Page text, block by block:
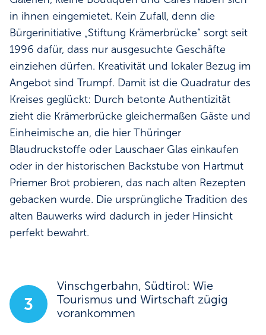
in ihnen eingemietet. Kein Zufall, denn die
Bürgerinitiative „Stiftung Krämerbrücke“ sorgt seit
1996 dafür, dass nur ausgesuchte Geschäfte
einziehen dürfen. Kreativität und lokaler Bezug im
Angebot sind Trumpf. Damit ist die Quadratur des
Kreises geglückt: Durch betonte Authentizität
zieht die Krämerbrücke gleichermaßen Gäste und
Einheimische an, die hier Thüringer
Blaudruckstoffe oder Lauschaer Glas einkaufen
oder in der historischen Backstube von Hartmut
Priemer Brot probieren, das nach alten Rezepten
gebacken wurde. Die ursprüngliche Tradition des
alten Bauwerks wird dadurch in jeder Hinsicht
perfekt bewahrt.
3
Vinschgerbahn, Südtirol: Wie
Tourismus und Wirtschaft zügig
vorankommen